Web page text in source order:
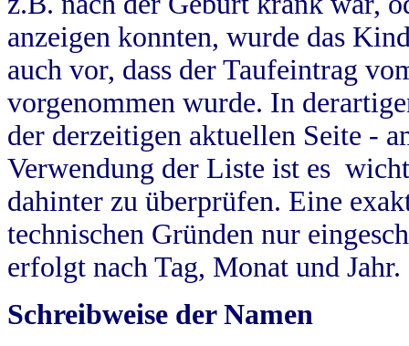
anzeigen konnten, wurde das
auch vor, dass der Taufeintrag
vorgenommen wurde. In
der derzeitigen aktuellen Seite -
Verwendung der Liste ist es
dahinter zu überprüfen. Eine
technischen Gründen nur
erfolgt nach Tag, Monat und Jahr.
Schreibweise der Namen